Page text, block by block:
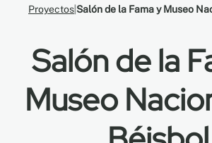
Sobre Nosotros
Centro de Recursos
Proyectos Salón de la Fama y Museo
Salón de la
Museo